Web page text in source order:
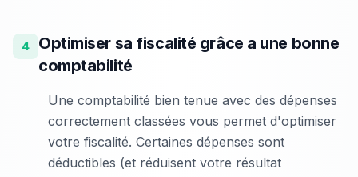
4
Optimiser sa fiscalité grâce a une bonne
comptabilité
Une comptabilité bien tenue avec des dépenses
correctement classées vous permet d'optimiser
votre fiscalité. Certaines dépenses sont
déductibles (et réduisent votre résultat